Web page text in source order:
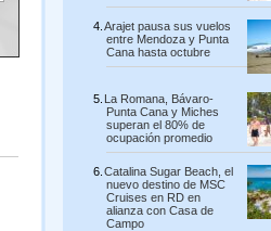
Arajet pausa sus vuelos
entre Mendoza y Punta
Cana hasta octubre
La Romana, Bávaro-
Punta Cana y Miches
superan el 80% de
ocupación promedio
Catalina Sugar Beach, el
nuevo destino de MSC
Cruises en RD en
alianza con Casa de
Campo